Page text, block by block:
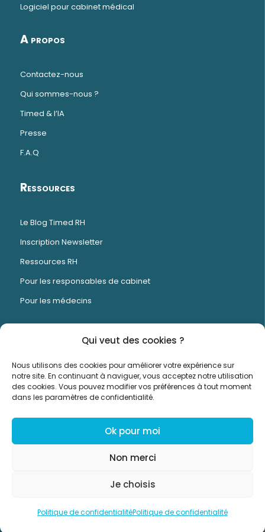
Qui veut des cookies ?
Nous utilisons des cookies pour améliorer votre expérience sur
notre site. En continuant à naviguer, vous acceptez notre utilisation
des cookies. Vous pouvez modifier vos préférences à tout moment
dans les paramètres de confidentialité.
Ok pour moi
Non merci
Je choisis
Politique de confidentialitéPolitique de confidentialité
Logiciel pour cabinet médical
A propos
Contactez-nous
Qui sommes-nous ?
Timed & l’IA
Presse
F.A.Q
Ressources
Le Blog Timed RH
Inscription Newsletter
Ressources RH
Pour les responsables de cabinet
Pour les médecins
planning conçu spécifiquement pour les centres
médicaux et dentaires.